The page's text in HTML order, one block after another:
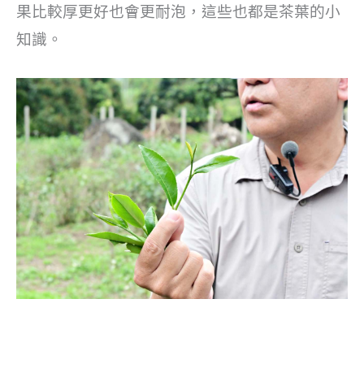
果比較厚更好也會更耐泡，這些也都是茶葉的小
知識。